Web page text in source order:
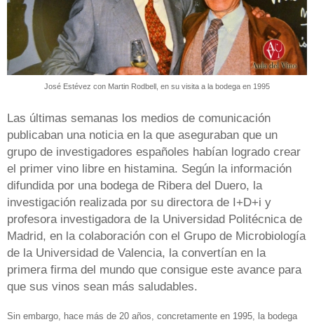
José Estévez con Martin Rodbell, en su visita a la bodega en 1995
Las últimas semanas los medios de comunicación
publicaban una noticia en la que aseguraban que un
grupo de investigadores españoles habían logrado crear
el primer vino libre en histamina. Según la información
difundida por una bodega de Ribera del Duero, la
investigación realizada por su directora de I+D+i y
profesora investigadora de la Universidad Politécnica de
Madrid, en la colaboración con el Grupo de Microbiología
de la Universidad de Valencia, la convertían en la
primera firma del mundo que consigue este avance para
que sus vinos sean más saludables.
Sin embargo, hace más de 20 años, concretamente en 1995, la bodega